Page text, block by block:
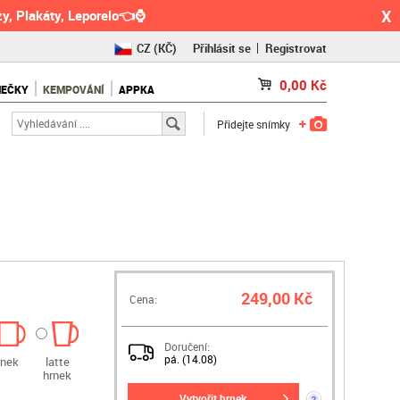
Plakáty, Leporelo👈⌚ X
CZ(KČ)
RO(RON)
Přihlásit se Registrovat
KEMPOVÁNÍ APPKA 0,00 Kč
Přidejte snímky
latte
hrnek
Cena: 249,00 Kč
Doručení:
pá. (14.08)